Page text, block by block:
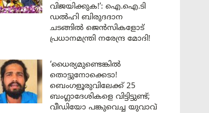
വിജയിക്കുക!’: ഐ.ഐ.ടി
ഡൽഹി ബിരുദദാന
ചടങ്ങിൽ ജെൻസികളോട്
പ്രധാനമന്ത്രി നരേന്ദ്ര മോദി!
‘ധൈര്യമുണ്ടെങ്കിൽ
തൊട്ടുനോക്കെടാ!
ബെംഗളൂരുവിലേക്ക് 25
ബംഗ്ലാദേശികളെ വിട്ടിട്ടുണ്ട്;
വീഡിയോ പങ്കുവെച്ച യുവാവ്